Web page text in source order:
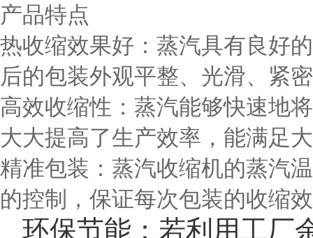
产品特点
热收缩效果好 ：蒸汽具有良好
后的包装外观平整、光滑、紧
高效收缩性 ：蒸汽能够快速地
大大提高了生产效率，能满足
精准包装 ：蒸汽收缩机的蒸汽
的控制，保证每次包装的收缩
环保节能 ：若利用工